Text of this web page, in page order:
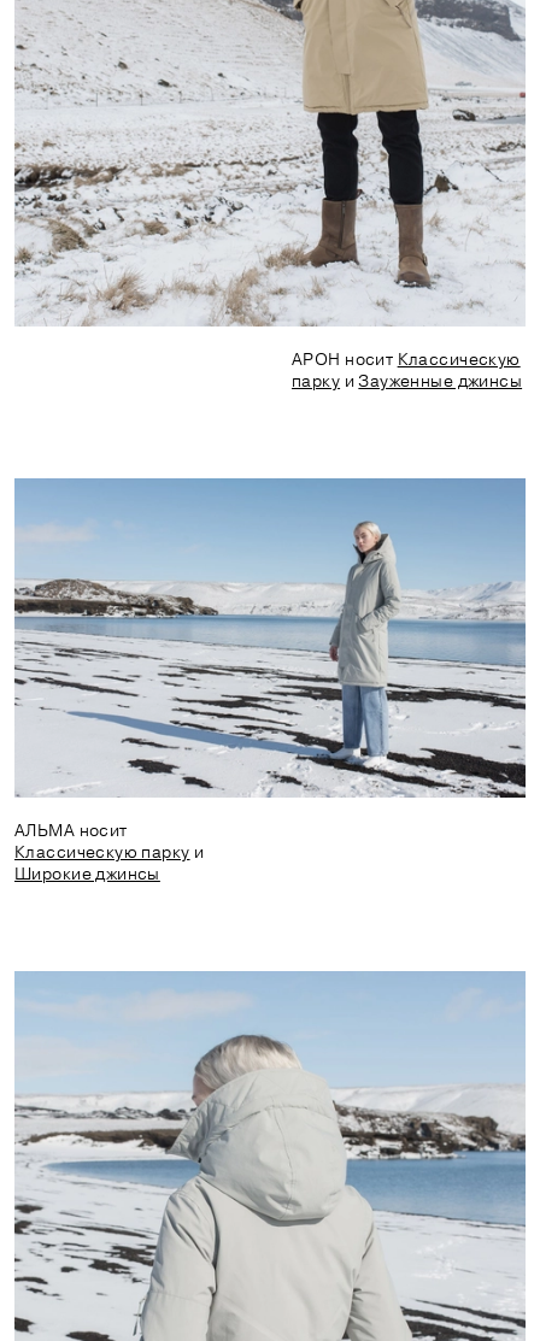
АРОН носит Классическую
парку иЗауженные джинсы
АЛЬМА носит
Классическую парку и
Широкие джинсы